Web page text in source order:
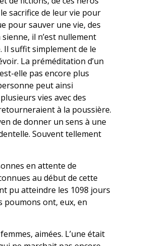
sacrifice de leur vie pour
pour sauver une vie, des
il n’est nullement
Il suffit simplement de le
La préméditation d’un
elle pas encore plus
peut ainsi
vies avec des
à la poussière.
de donner un sens à une
Souvent tellement
en attente de
au début de cette
pu atteindre les 1098 jours
poumons ont, eux, en
aimées. L’une était